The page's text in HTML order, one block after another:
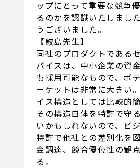
ップにとって重要な競争
るのかを認識いたしまし
うございました。
【鮫島先生】
同社のプロダクトである
バイスは、中小企業の資
も採用可能なもので、ポ
ーケットは非常に大きい
イス構造としては比較的簡
その構造自体を特許で守
いかもしれないので、ビ
特許で他社との差別化を
金調達、競合優位性の観
る。